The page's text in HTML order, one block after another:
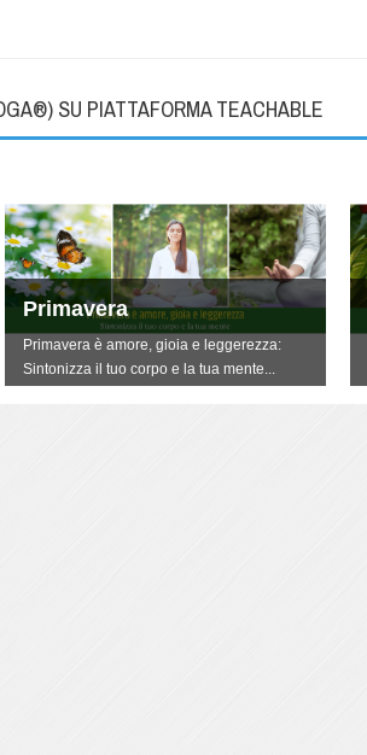
SU PIATTAFORMA TEACHABLE
Primavera
Primavera è amore, gioia e leggerezza:
Sintonizza il tuo corpo e la tua mente...